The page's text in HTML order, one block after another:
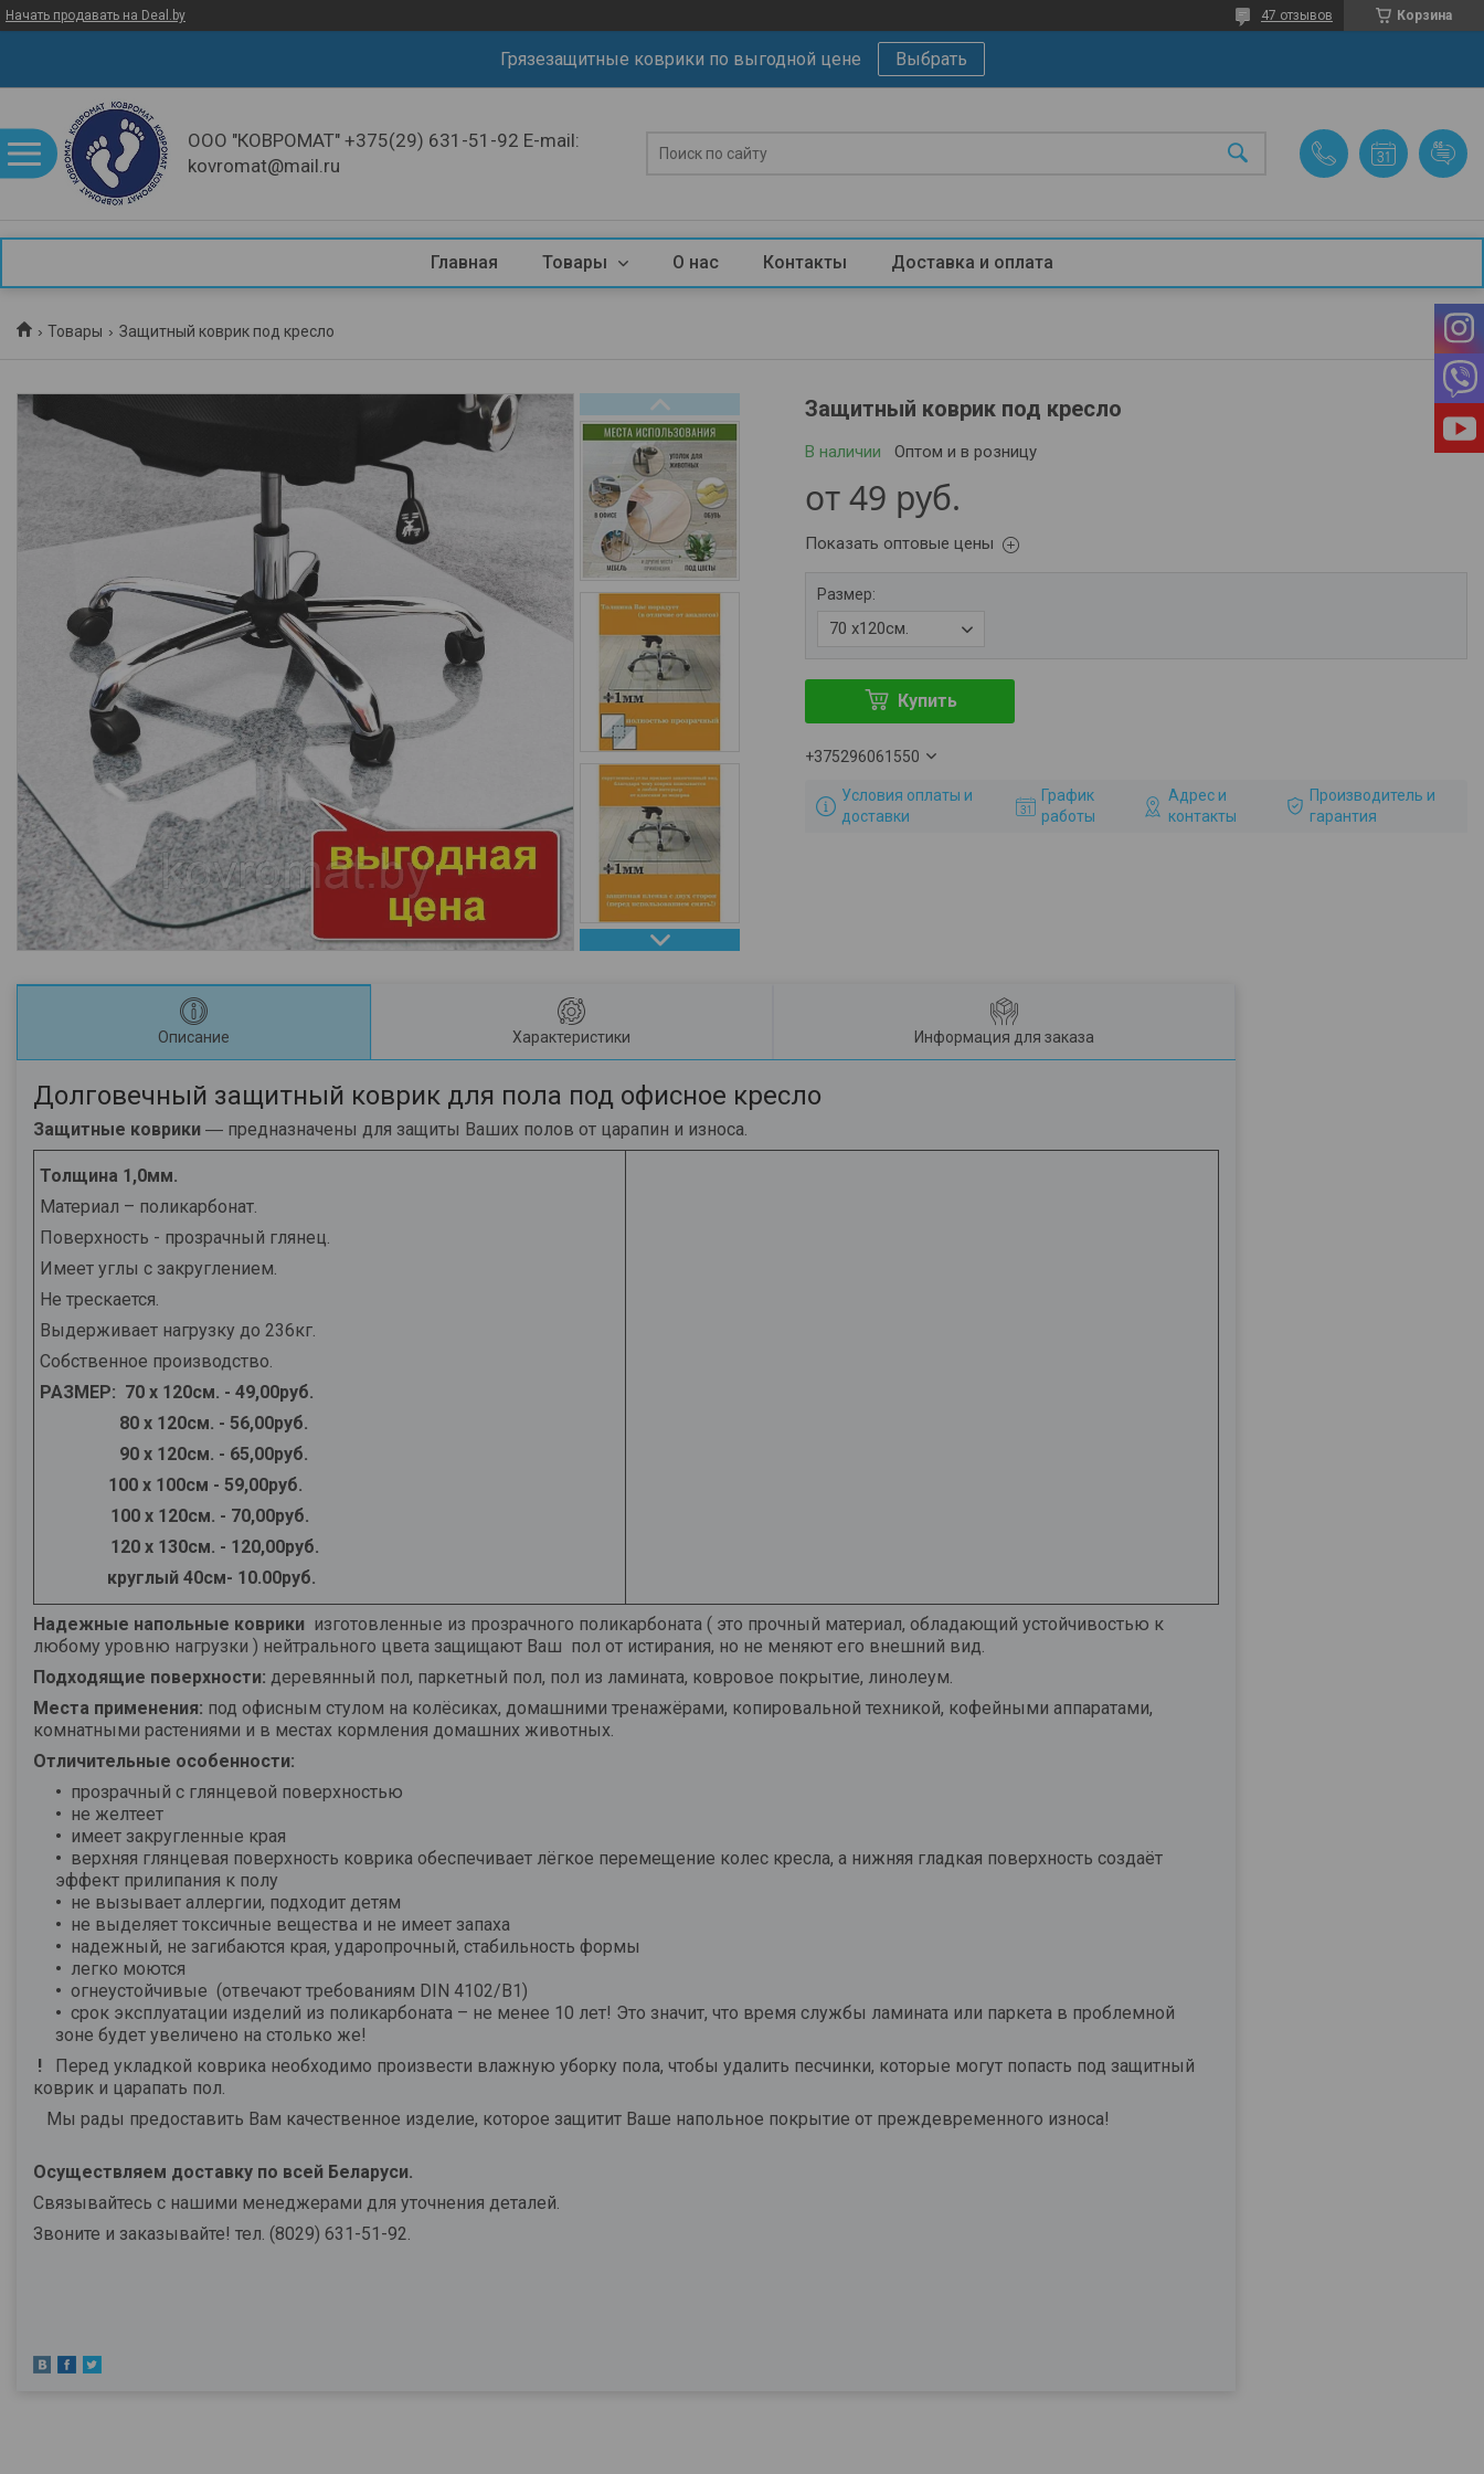
Начать продавать на Deal.by Корзина
47 отзывов
Грязезащитные коврики по выгодной цене Выбрать
ООО "КОВРОМАТ" +375(29) 631-51-92 E-mail:
kovromat@mail.ru
Главная Товары О нас Контакты Доставка и оплата
Товары Защитный коврик под кресло
Защитный коврик под кресло
В наличии Оптом и в розницу
от49 руб.
Показать оптовые цены
Размер:
70 х120см.
Купить
+375296061550
Условия оплаты и
доставки
График
работы
Адрес и
контакты
Производитель и
гарантия
Описание Характеристики Информация для заказа
Долговечный защитный коврик для пола под офисное кресло
Защитные коврики ― предназначены для защиты Ваших полов от царапин и износа.
Толщина 1,0мм.
Материал – поликарбонат.
Поверхность - прозрачный глянец.
Имеет углы с закруглением.
Не трескается.
Выдерживает нагрузку до 236кг.
Собственное производство.
РАЗМЕР: 70 х 120см. - 49,00руб.
80 х 120см. - 56,00руб.
90 х 120см. - 65,00руб.
100 х 100см - 59,00руб.
100 х 120см. - 70,00руб.
120 х 130см. - 120,00руб.
круглый 40см- 10.00руб.
Надежные напольные коврики изготовленные из прозрачного поликарбоната ( это прочный материал, обладающий устойчивостью к
любому уровню нагрузки ) нейтрального цвета защищают Ваш пол от истирания, но не меняют его внешний вид.
Подходящие поверхности: деревянный пол, паркетный пол, пол из ламината, ковровое покрытие, линолеум.
Места применения: под офисным стулом на колёсиках, домашними тренажёрами, копировальной техникой, кофейными аппаратами,
комнатными растениями и в местах кормления домашних животных.
Отличительные особенности:
прозрачный с глянцевой поверхностью
не желтеет
имеет закругленные края
верхняя глянцевая поверхность коврика обеспечивает лёгкое перемещение колес кресла, а нижняя гладкая поверхность создаёт
эффект прилипания к полу
не вызывает аллергии, подходит детям
не выделяет токсичные вещества и не имеет запаха
надежный, не загибаются края, ударопрочный, стабильность формы
легко моются
огнеустойчивые (отвечают требованиям DIN 4102/В1)
срок эксплуатации изделий из поликарбоната – не менее 10 лет! Это значит, что время службы ламината или паркета в проблемной
зоне будет увеличено на столько же!
!
Перед укладкой коврика необходимо произвести влажную уборку пола, чтобы удалить песчинки, которые могут попасть под защитный
коврик и царапать пол.
Мы рады предоставить Вам качественное изделие, которое защитит Ваше напольное покрытие от преждевременного износа!
Осуществляем доставку по всей Беларуси.
Связывайтесь с нашими менеджерами для уточнения деталей.
Звоните и заказывайте! тел. (8029) 631-51-92.